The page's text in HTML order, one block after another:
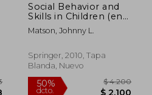
Rápido
Social Behavior and
Skills in Children (en
Inglés)
Matson, Johnny L.
Springer, 2010, Tapa
Blanda, Nuevo